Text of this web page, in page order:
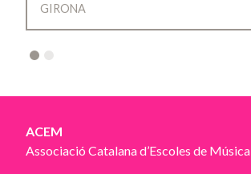
GIRONA
ACEM
Associació Catalana d’Escoles de Música